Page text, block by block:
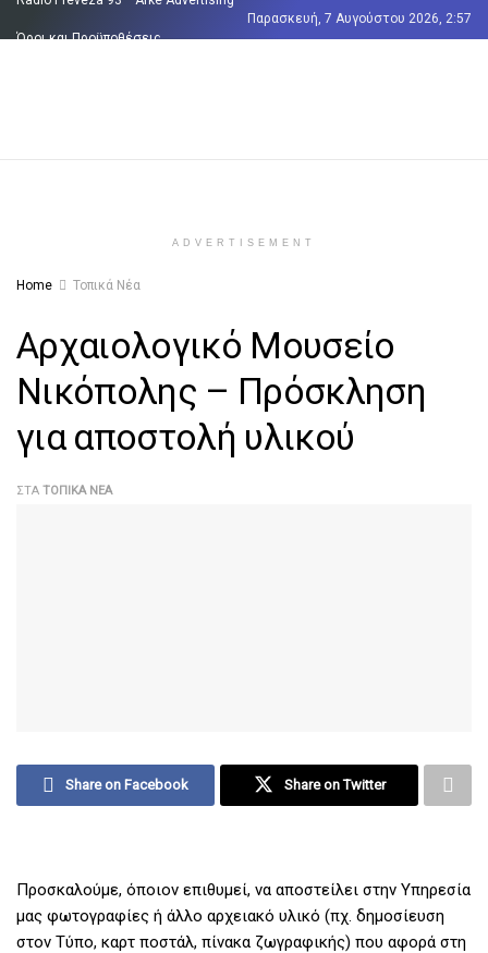
Όροι και Προϋποθέσεις
Παρασκευή, 7 Αυγούστου 2026, 2:57
ADVERTISEMENT
Home Τοπικά Νέα
Αρχαιολογικό Μουσείο
Νικόπολης – Πρόσκληση
για αποστολή υλικού
ΣΤΑ ΤΟΠΙΚΆ ΝΈΑ
Share on Facebook Share on Twitter
Προσκαλούμε, όποιον επιθυμεί, να αποστείλει στην Υπηρεσία
μας φωτογραφίες ή άλλο αρχειακό υλικό (πχ. δημοσίευση
στον Τύπο, καρτ ποστάλ, πίνακα ζωγραφικής) που αφορά στη